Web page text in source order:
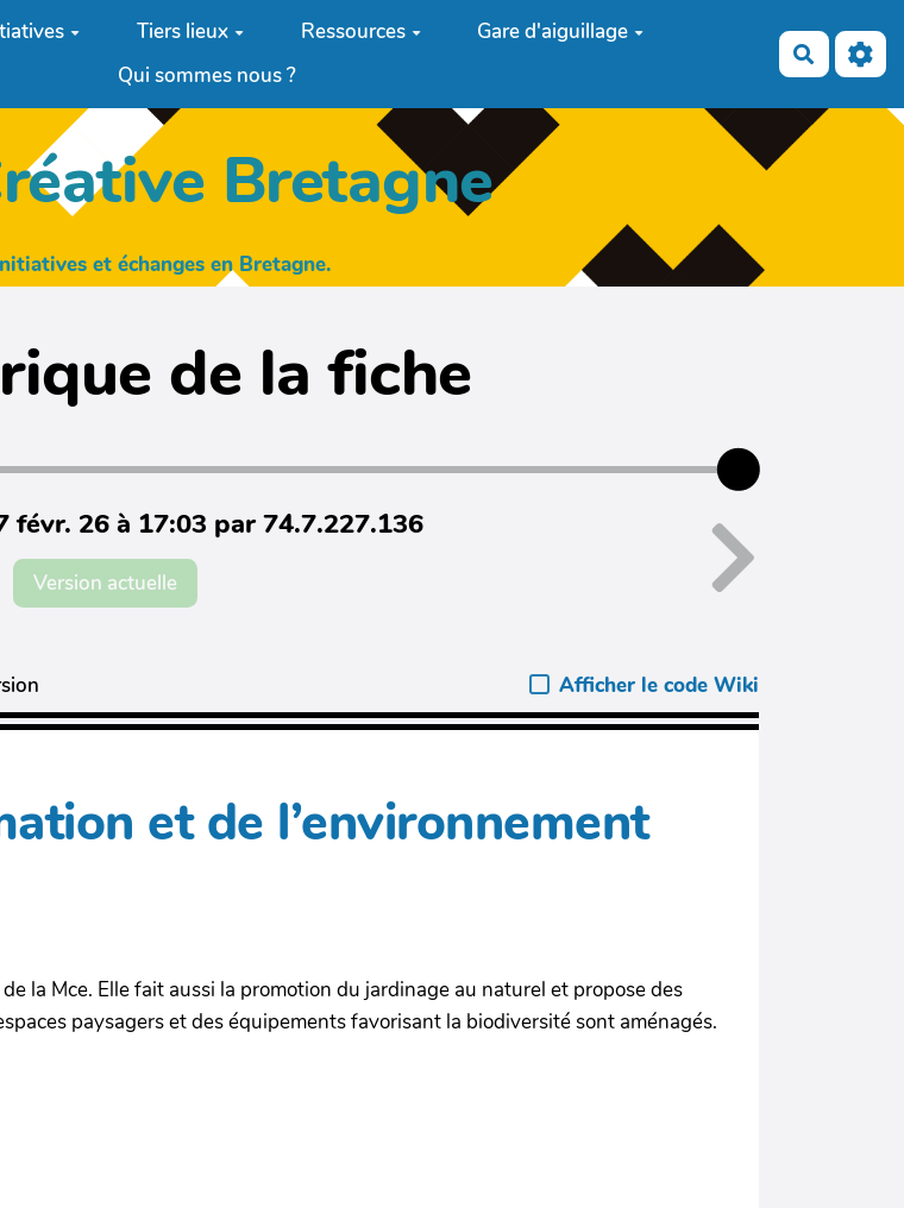
Tiers lieux Ressources
Gare d'aiguillage
Qui sommes nous ?
Bretagne
et échanges en Bretagne.
de la fiche
févr. 26 à 17:03 par 74.7.227.136
Version actuelle
Afficher le code Wiki
et de l’environnement
la Mce. Elle fait aussi la promotion du jardinage au naturel et propose des
paysagers et des équipements favorisant la biodiversité sont aménagés.